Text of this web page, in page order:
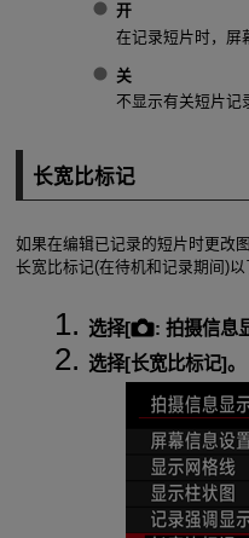
开
在记录短片时，屏
关
不显示有关短片记
长宽比标记
如果在编辑已记录的短片时更改
长宽比标记(在待机和记录期间)以
选择[ : 拍摄信息
选择[长宽比标记]。